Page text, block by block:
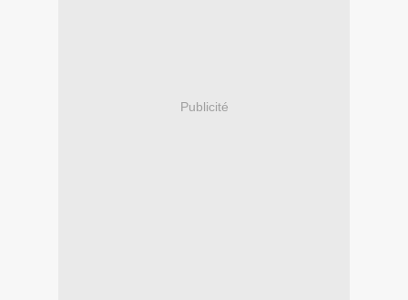
Publicité